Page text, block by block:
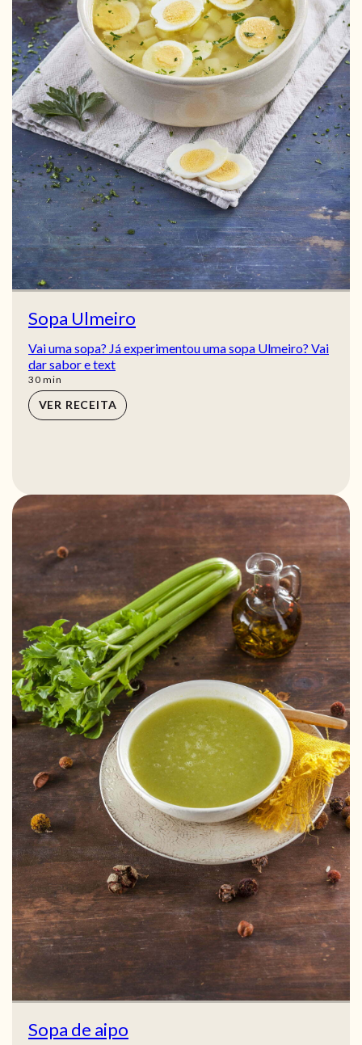
Sopa Ulmeiro
Vai uma sopa? Já experimentou uma sopa Ulmeiro? Vai
dar sabor e text
30min
min
VER RECEITA
Sopa de aipo